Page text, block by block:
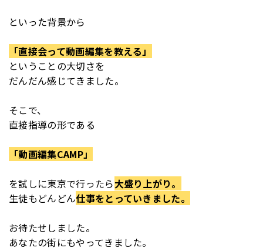
といった背景から
「直接会って動画編集を教える」
ということの大切さを
だんだん感じてきました。
そこで、
直接指導の形である
「動画編集CAMP」
を試しに東京で行ったら大盛り上がり。
生徒もどんどん仕事をとっていきました。
お待たせしました。
あなたの街にもやってきました。